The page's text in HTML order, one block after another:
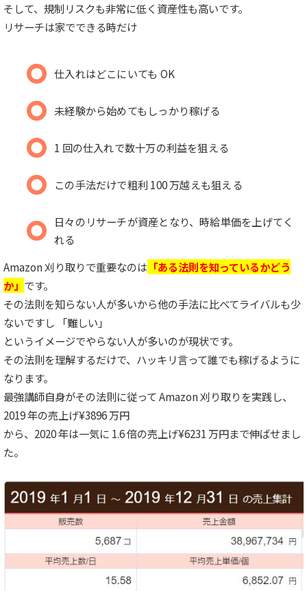
そして、規制リスクも非常に低く資産性も高いです。
リサーチは家でできる時だけ
仕入れはどこにいても OK
未経験から始めてもしっかり稼げる
1 回の仕入れで数十万の利益を狙える
この手法だけで粗利 100 万越えも狙える
日々のリサーチが資産となり、時給単価を上げてく
れる
Amazon 刈り取りで重要なのは 「ある法則を知っているかどう
か」 です。
その法則を知らない人が多いから他の手法に比べてライバルも少
ないですし 「難しい」
というイメージでやらない人が多いのが現状です。
その法則を理解するだけで、ハッキリ言って誰でも稼げるように
なります。
最強講師自身がその法則に従って Amazon 刈り取りを実践し、
2019 年の売上げ¥3896 万円
から、2020 年は一気に 1.6 倍の売上げ¥6231 万円まで伸ばせまし
た。